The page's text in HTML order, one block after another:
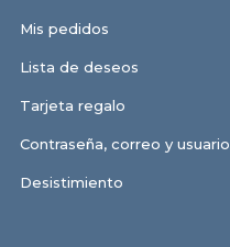
Mis pedidos
Lista de deseos
Tarjeta regalo
Contraseña, correo y usuario
Desistimiento